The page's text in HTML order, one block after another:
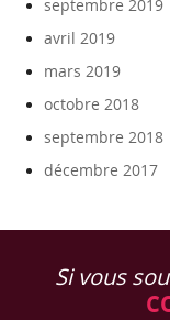
septembre 2019
avril 2019
mars 2019
octobre 2018
septembre 2018
décembre 2017
Si vous